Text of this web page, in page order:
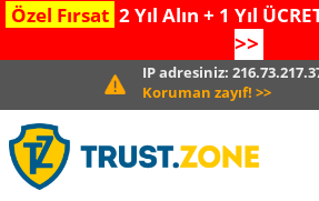
Özel Fırsat 2 Yıl Alın + 1 Yıl
>>
IP adresiniz:
Koruman zayıf! >>